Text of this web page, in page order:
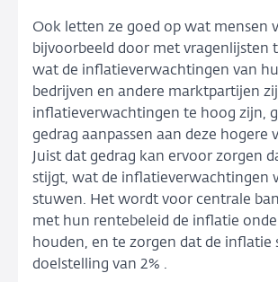
Ook letten ze goed op wat mensen
bijvoorbeeld door met vragenlijsten
wat de inflatieverwachtingen van
bedrijven en andere marktpartijen
inflatieverwachtingen te hoog zijn,
gedrag aanpassen aan deze hogere
Juist dat gedrag kan ervoor zorgen
stijgt, wat de inflatieverwachtingen
stuwen. Het wordt voor centrale
met hun rentebeleid de inflatie
houden, en te zorgen dat de inflatie
doelstelling van 2% .